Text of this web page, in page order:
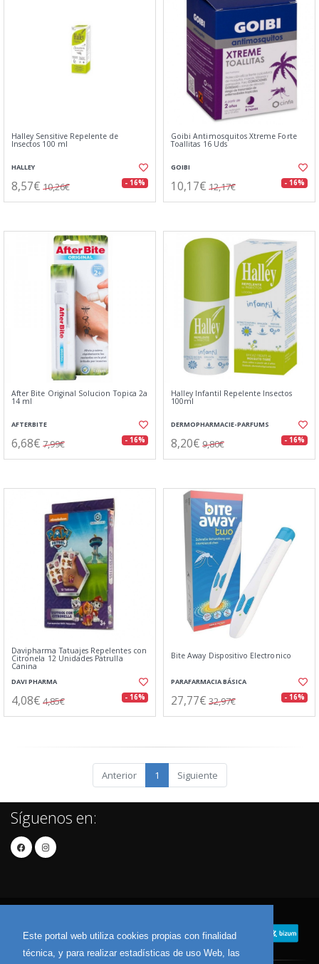
Este portal web utiliza cookies propias con finalidad
técnica, y para realizar estadísticas de uso Web, las
Halley Sensitive Repelente de
Insectos 100 ml
HALLEY
8,57€ 10,26€ - 16%
Goibi Antimosquitos Xtreme Forte
Toallitas 16 Uds
GOIBI
10,17€ 12,17€ - 16%
After Bite Original Solucion Topica 2a
14 ml
AFTERBITE
6,68€ 7,99€ - 16%
Halley Infantil Repelente Insectos
100ml
DERMOPHARMACIE-PARFUMS
8,20€ 9,80€ - 16%
Davipharma Tatuajes Repelentes con
Citronela 12 Unidades Patrulla
Canina
DAVI PHARMA
4,08€ 4,85€ - 16%
Bite Away Dispositivo Electronico
PARAFARMACIA BÁSICA
27,77€ 32,97€ - 16%
Anterior 1 Siguiente
Síguenos en: